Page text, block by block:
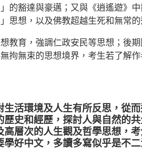
的豁達與豪邁；又與《逍遙遊》
思想，以及佛教超越生死和無常的
教育，強調仁政安民等思想；後
拘無束的思想境界，考生若了解
活環境及人生有所反思，從
史和經歷，探討人與自然的
層次的人生觀及哲學思想，
好中文，多讀多寫似乎是不